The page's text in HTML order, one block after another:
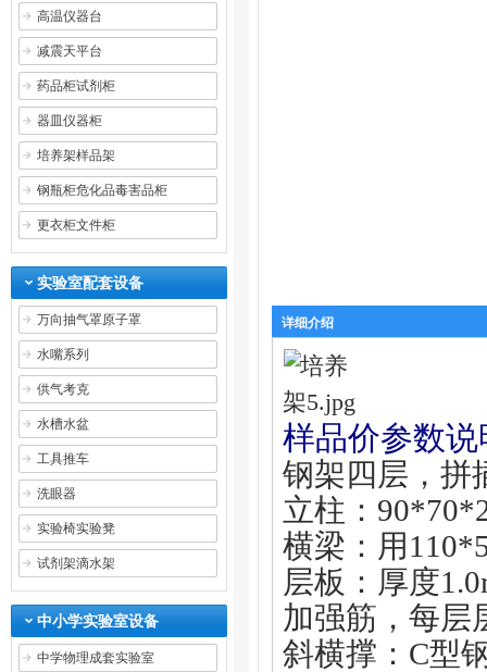
高温仪器台
减震天平台
药品柜试剂柜
器皿仪器柜
培养架样品架
钢瓶柜危化品毒害品柜
更衣柜文件柜
实验室配套设备
万向抽气罩原子罩
水嘴系列
供气考克
水槽水盆
工具推车
洗眼器
实验椅实验凳
试剂架滴水架
中小学实验室设备
中学物理成套实验室
详细介绍
样品价参数说
钢架四层，拼
立柱：
横梁：用
层板：厚度
加强筋，每层
斜横撑：C型